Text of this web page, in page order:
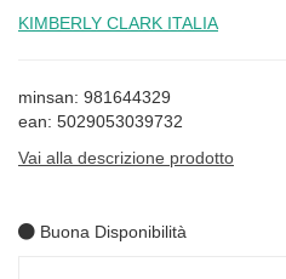
KIMBERLY CLARK ITALIA
minsan: 981644329
ean: 5029053039732
Vai alla descrizione prodotto
Buona Disponibilità